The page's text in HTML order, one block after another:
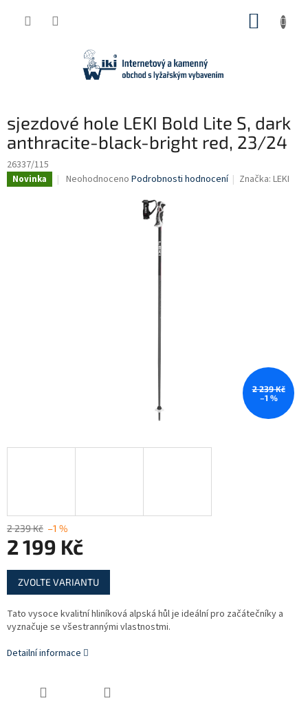
sjezdové hole LEKI Bold Lite S, dark
anthracite-black-bright red, 23/24
26337/115
Novinka
Průměrné
Neohodnoceno Podrobnosti hodnocení Značka:LEKI
2 239 Kč
–1 %
2 239 Kč –1 %
2 199 Kč
Měrná
cena:
ZVOLTE VARIANTU
Tato vysoce kvalitní hliníková alpská hůl je ideální pro začátečníky a
vyznačuje se všestrannými vlastnostmi.
Detailní informace